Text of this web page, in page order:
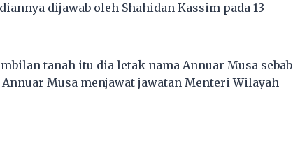
dijawab oleh Shahidan Kassim pada 13
tanah itu dia letak nama Annuar Musa sebab
Musa menjawat jawatan Menteri Wilayah